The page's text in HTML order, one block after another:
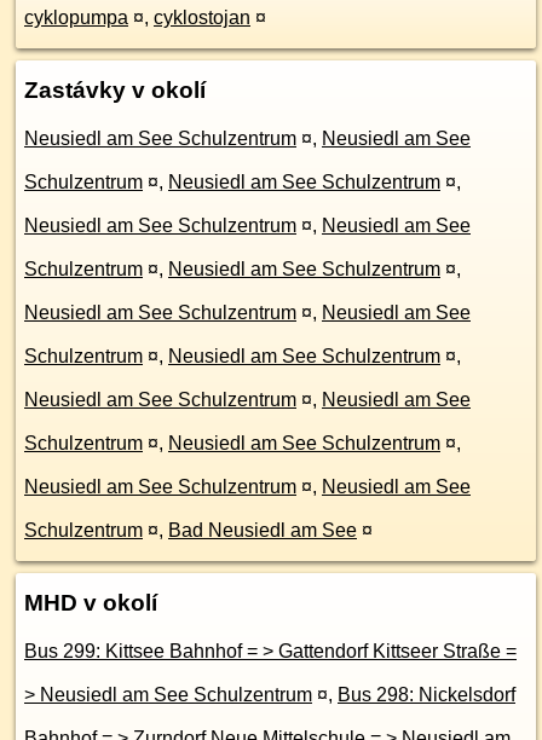
cyklopumpa ¤, cyklostojan ¤
Zastávky v okolí
Neusiedl am See Schulzentrum ¤, Neusiedl am See
Schulzentrum ¤, Neusiedl am See Schulzentrum ¤,
Neusiedl am See Schulzentrum ¤, Neusiedl am See
Schulzentrum ¤, Neusiedl am See Schulzentrum ¤,
Neusiedl am See Schulzentrum ¤, Neusiedl am See
Schulzentrum ¤, Neusiedl am See Schulzentrum ¤,
Neusiedl am See Schulzentrum ¤, Neusiedl am See
Schulzentrum ¤, Neusiedl am See Schulzentrum ¤,
Neusiedl am See Schulzentrum ¤, Neusiedl am See
Schulzentrum ¤, Bad Neusiedl am See ¤
MHD v okolí
Bus 299: Kittsee Bahnhof = > Gattendorf Kittseer Straße =
> Neusiedl am See Schulzentrum ¤, Bus 298: Nickelsdorf